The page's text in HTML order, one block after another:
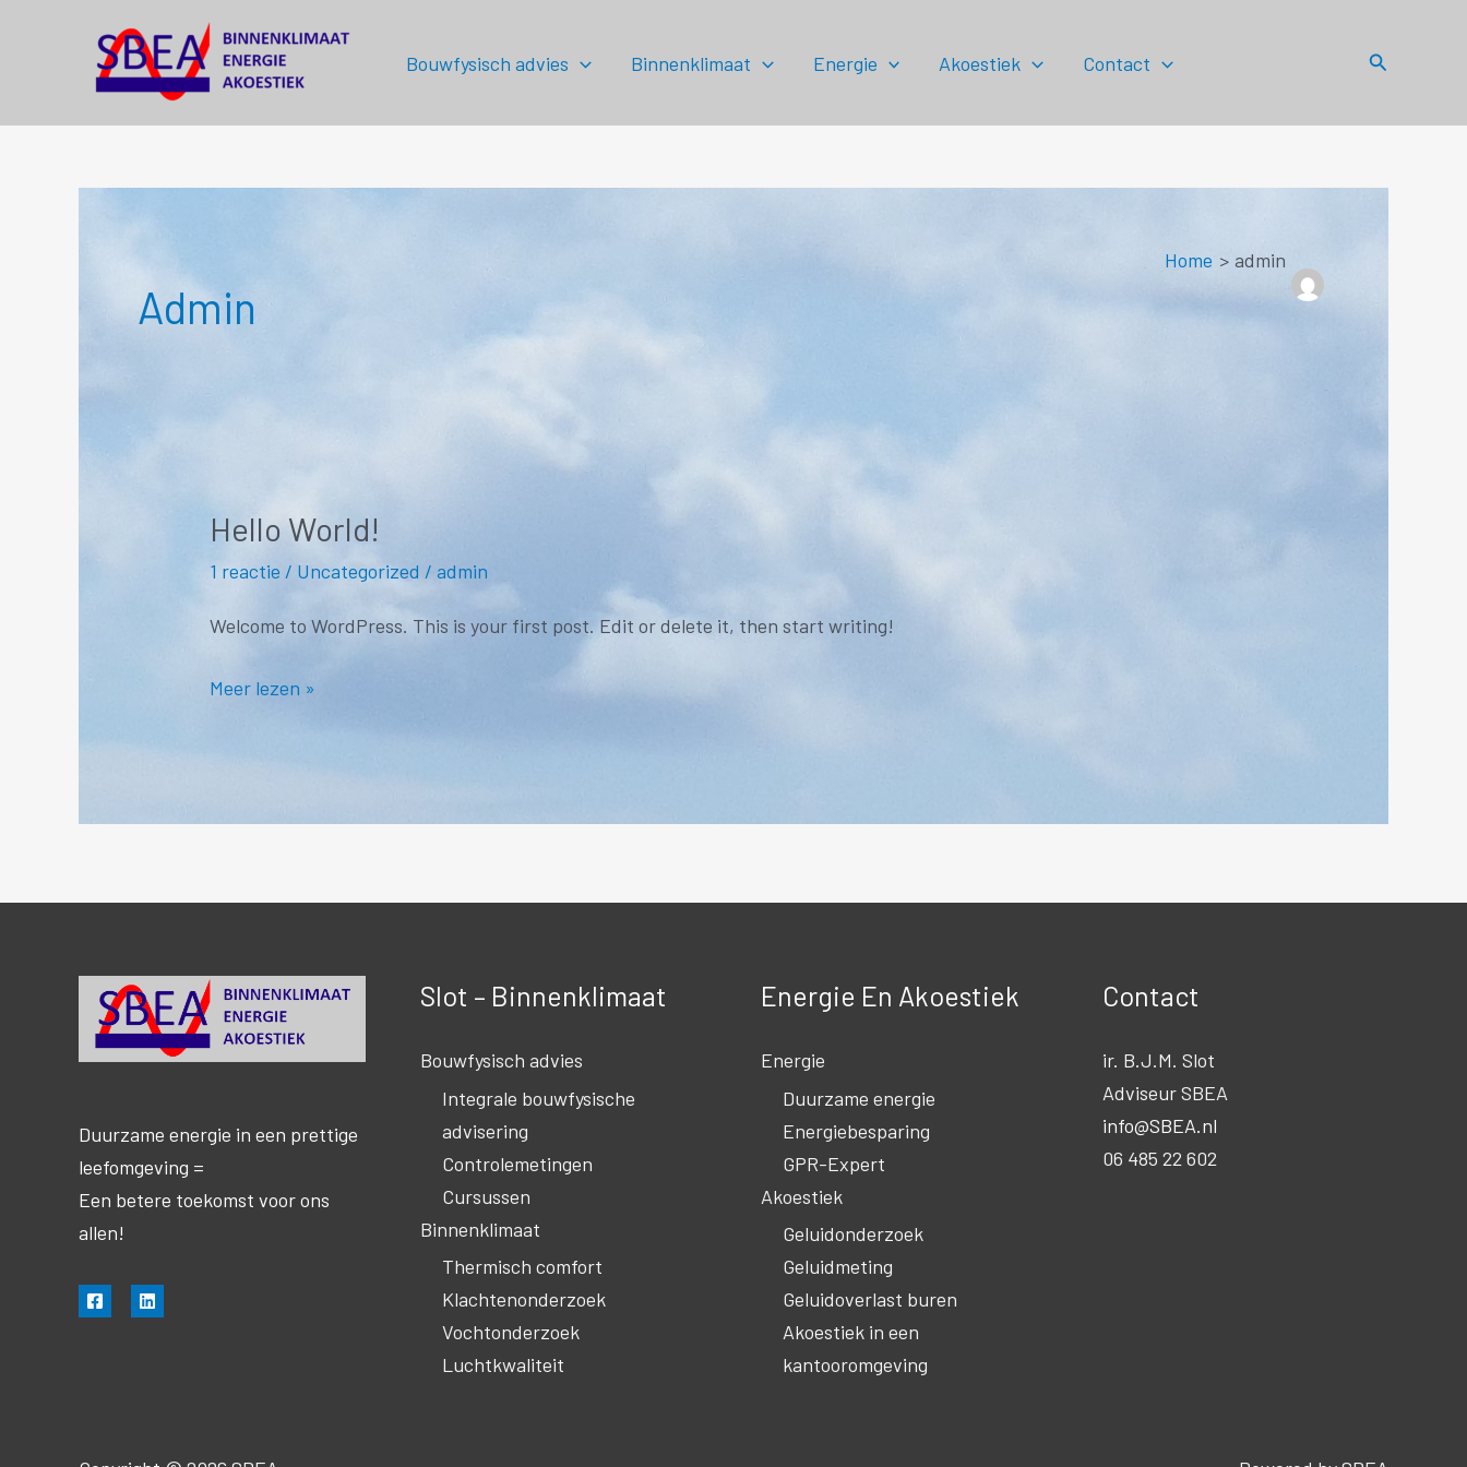
Bouwfysisch advies Binnenklimaat Energie Akoestiek Contact Zoeken
Home admin
Admin
Hello World!
1 reactie / Uncategorized /admin
Welcome to WordPress. This is your first post. Edit or delete it, then start writing!
Hello
Meer lezen »
Duurzame energie in een prettige
leefomgeving =
Een betere toekomst voor ons
allen!
Slot – Binnenklimaat
Bouwfysisch advies
Integrale bouwfysische
advisering
Controlemetingen
Cursussen
Binnenklimaat
Thermisch comfort
Klachtenonderzoek
Vochtonderzoek
Luchtkwaliteit
Energie En Akoestiek
Energie
Duurzame energie
Energiebesparing
GPR-Expert
Akoestiek
Geluidonderzoek
Geluidmeting
Geluidoverlast buren
Akoestiek in een
kantooromgeving
Contact
ir. B.J.M. Slot
Adviseur SBEA
info@SBEA.nl
06 485 22 602